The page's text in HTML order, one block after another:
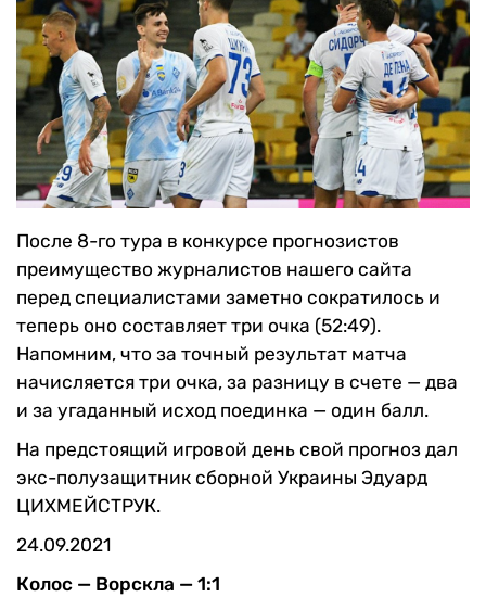
После 8-го тура в конкурсе прогнозистов
преимущество журналистов нашего сайта
перед специалистами заметно сократилось и
теперь оно составляет три очка (52:49).
Напомним, что за точный результат матча
начисляется три очка, за разницу в счете — два
и за угаданный исход поединка — один балл.
На предстоящий игровой день свой прогноз дал
экс-полузащитник сборной Украины Эдуард
ЦИХМЕЙСТРУК.
24.09.2021
Колос — Ворскла — 1:1